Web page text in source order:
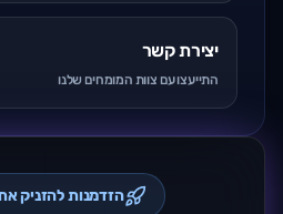
יצירת קשר
התייעצו עם צוות המומחים שלנו
הזדמנות להזניק